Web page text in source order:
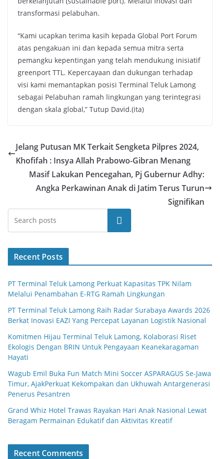
transformasi pelabuhan.
“Kami ucapkan terima kasih kepada Global Port Forum
atas pengakuan ini dan kepada semua mitra serta
pemangku kepentingan yang telah mendukung inisiatif
greenport TTL. Kepercayaan dan dukungan terhadap
visi kami memantapkan posisi Terminal Teluk Lamong
sebagai Pelabuhan ramah lingkungan yang terintegrasi
dengan skala global,” Tutup David.(ita)
Jelang Putusan MK Terkait Sengketa Pilpres 2024,
Khofifah : Insya Allah Prabowo-Gibran Menang
Masif Lakukan Pencegahan, Pj Gubernur Adhy:
Angka Perkawinan Anak di Jatim Terus Turun
Signifikan
Search
Recent Posts
PT Terminal Teluk Lamong Perkuat Kapasitas TPK Nilam
Melalui Penambahan E-RTG Ramah Lingkungan
PT Terminal Teluk Lamong Raih Radar Surabaya Awards 2026
Berkat Inovasi EAZI Yang Percepat Layanan Logistik Nasional
Komitmen Hijau Terminal Teluk Lamong, Kolaborasi Riset
Ekologis Dengan BRIN Untuk Pengayaan Keanekaragaman
Hayati
Wagub Emil Buka Fun Match Mini Soccer ASPARAGUS Se-Jawa
Timur, AjakPerkuat Kekompakan dan Ukhuwah Antargenerasi
Penerus Pesantren
Grand Whiz Hotel Trawas Rayakan Hari Anak Nasional Lewat
Beragam Permainan Edukatif dan Aktivitas Kreatif
Recent Comments